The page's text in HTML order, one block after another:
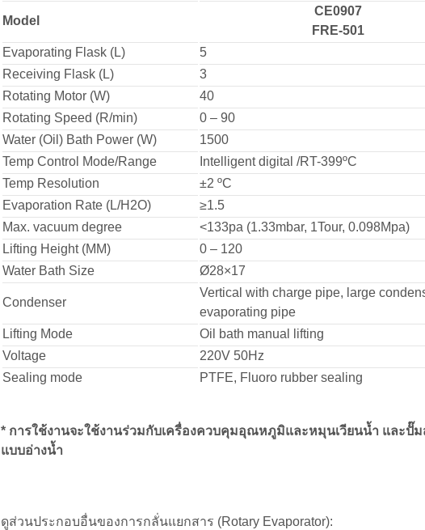
Model
CE0907
FRE-501
Evaporating Flask (L)
5
Receiving Flask (L)
3
Rotating Motor (W)
40
Rotating Speed (R/min)
0 – 90
Water (Oil) Bath Power (W)
1500
Temp Control Mode/Range
Intelligent digital /RT-399ºC
Temp Resolution
±2 ºC
Evaporation Rate (L/H2O)
≥1.5
Max. vacuum degree
<133pa (1.33mbar, 1Tour, 0.098Mpa)
Lifting Height (MM)
0 – 120
Water Bath Size
Ø28×17
Condenser
Vertical with charge pipe, large
evaporating pipe
Lifting Mode
Oil bath manual lifting
Voltage
220V 50Hz
Sealing mode
PTFE, Fluoro rubber sealing
* การใช้งานจะใช้งานร่วมกับเครื่องควบคุมอุณหภูมิและหมุนเวียนน้ำ และปั๊
แบบอ่างน้ำ
ดูส่วนประกอบอื่นของการกลั่นแยกสาร (Rotary Evaporator):